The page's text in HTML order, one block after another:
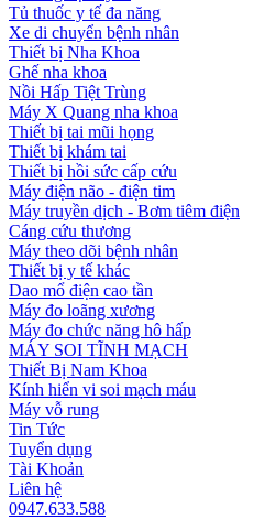
Tủ thuốc y tế đa năng
Xe di chuyển bệnh nhân
Thiết bị Nha Khoa
Ghế nha khoa
Nồi Hấp Tiệt Trùng
Máy X Quang nha khoa
Thiết bị tai mũi họng
Thiết bị khám tai
Thiết bị hồi sức cấp cứu
Máy điện não - điện tim
Máy truyền dịch - Bơm tiêm điện
Cáng cứu thương
Máy theo dõi bệnh nhân
Thiết bị y tế khác
Dao mổ điện cao tần
Máy đo loãng xương
Máy đo chức năng hô hấp
MÁY SOI TĨNH MẠCH
Thiết Bị Nam Khoa
Kính hiển vi soi mạch máu
Máy vỗ rung
Tin Tức
Tuyển dụng
Tài Khoản
Liên hệ
0947.633.588